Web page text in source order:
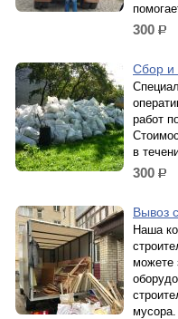
300 р.
Сбор и
работ
в
300 р.
Вывоз
Наша
можете
мусора.